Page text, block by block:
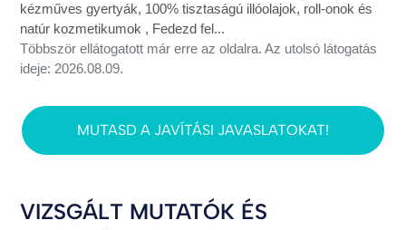
kézműves gyertyák, 100% tisztaságú illóolajok, roll-onok és
natúr kozmetikumok , Fedezd fel...
Többször ellátogatott már erre az oldalra. Az utolsó látogatás
ideje: 2026.08.09.
MUTASD A JAVÍTÁSI JAVASLATOKAT!
VIZSGÁLT MUTATÓK ÉS